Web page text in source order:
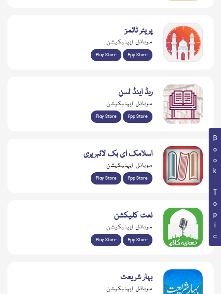
Book Topic
پریئر ٹائمز
موبائل ایپلیکیشن
Play Store App Store
ریڈ اینڈ لسن
موبائل ایپلیکیشن
Play Store App Store
اسلامک ای بک لائبریری
موبائل ایپلیکیشن
Play Store App Store
نعت کلیکشن
موبائل ایپلیکیشن
Play Store App Store
بہار شریعت
موبائل ایپلیکیشن